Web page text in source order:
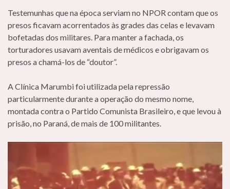
Testemunhas que na época serviam no NPOR contam que os
presos ficavam acorrentados às grades das celas e levavam
bofetadas dos militares. Para manter a fachada, os
torturadores usavam aventais de médicos e obrigavam os
presos a chamá-los de “doutor”.
A Clínica Marumbi foi utilizada pela repressão
particularmente durante a operação do mesmo nome,
montada contra o Partido Comunista Brasileiro, e que levou à
prisão, no Paraná, de mais de 100 militantes.